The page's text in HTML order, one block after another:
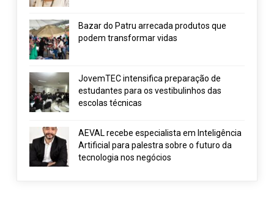
Bazar do Patru arrecada produtos que
podem transformar vidas
JovemTEC intensifica preparação de
estudantes para os vestibulinhos das
escolas técnicas
AEVAL recebe especialista em Inteligência
Artificial para palestra sobre o futuro da
tecnologia nos negócios